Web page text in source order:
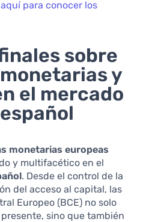
para conocer los
sobre
y
el mercado
monetarias europeas
y multifacético en el
. Desde el control de la
del acceso al capital, las
Europeo (BCE) no solo
sino que también